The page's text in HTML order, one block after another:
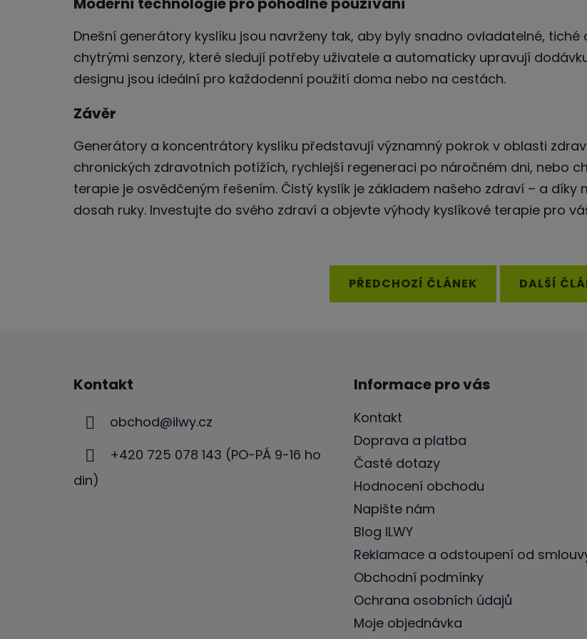
Dnešní generátory kyslíku jsou navrženy tak, aby byly snadno ovladatelné,
chytrými senzory, které sledují potřeby uživatele a automaticky upravují
designu jsou ideální pro každodenní použití doma nebo na cestách.
Závěr
Generátory a koncentrátory kyslíku představují významný pokrok v oblasti
chronických zdravotních potížích, rychlejší regeneraci po náročném dni, nebo
terapie je osvědčeným řešením. Čistý kyslík je základem našeho zdraví – a
dosah ruky. Investujte do svého zdraví a objevte výhody kyslíkové terapie pro
PŘEDCHOZÍ ČLÁNEK DALŠÍ
Kontakt
obchod@ilwy.cz
+420 725 078 143 (PO-PÁ 9-16 ho
din)
Informace pro vás
Kontakt
Doprava a platba
Časté dotazy
Hodnocení obchodu
Napište nám
Blog ILWY
Reklamace a odstoupení od
Obchodní podmínky
Ochrana osobních údajů
Moje objednávka